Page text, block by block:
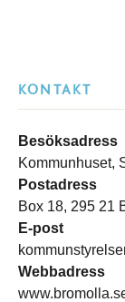
KONTAKT
Besöksadress
Kommunhuset,
Postadress
Box 18, 295 21
E-post
Webbadress